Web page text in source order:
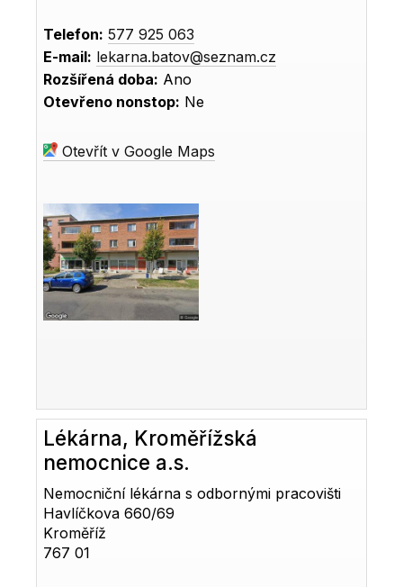
Telefon: 577 925 063
E-mail: lekarna.batov@seznam.cz
Rozšířená doba: Ano
Otevřeno nonstop: Ne
Otevřít v Google Maps
Lékárna, Kroměřížská
nemocnice a.s.
Nemocniční lékárna s odbornými pracovišti
Havlíčkova 660/69
Kroměříž
767 01